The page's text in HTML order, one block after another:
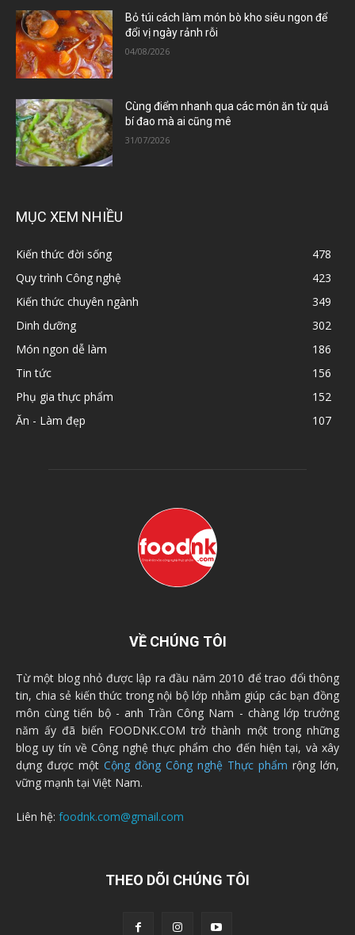
Bỏ túi cách làm món bò kho siêu ngon để
đổi vị ngày rảnh rỗi
04/08/2026
Cùng điểm nhanh qua các món ăn từ quả
bí đao mà ai cũng mê
31/07/2026
MỤC XEM NHIỀU
Kiến thức đời sống
478
Quy trình Công nghệ
423
Kiến thức chuyên ngành
349
Dinh dưỡng
302
Món ngon dễ làm
186
Tin tức
156
Phụ gia thực phẩm
152
Ăn - Làm đẹp
107
VỀ CHÚNG TÔI
Từ một blog nhỏ được lập ra đầu năm 2010 để trao đổi thông
tin, chia sẻ kiến thức trong nội bộ lớp nhằm giúp các bạn đồng
môn cùng tiến bộ - anh Trần Công Nam - chàng lớp trưởng
năm ấy đã biến FOODNK.COM trở thành một trong những
blog uy tín về Công nghệ thực phẩm cho đến hiện tại, và xây
dựng được một Cộng đồng Công nghệ Thực phẩm rộng lớn,
vững mạnh tại Việt Nam.
Liên hệ: foodnk.com@gmail.com
THEO DÕI CHÚNG TÔI